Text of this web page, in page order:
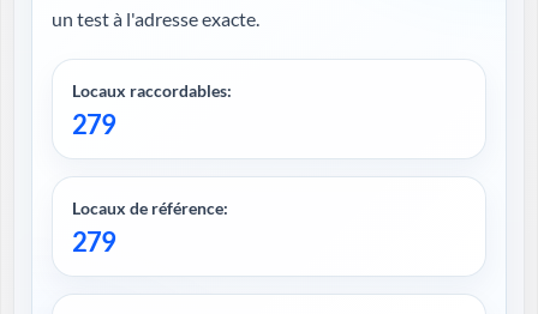
un test à l'adresse exacte.
Locaux raccordables:
279
Locaux de référence:
279